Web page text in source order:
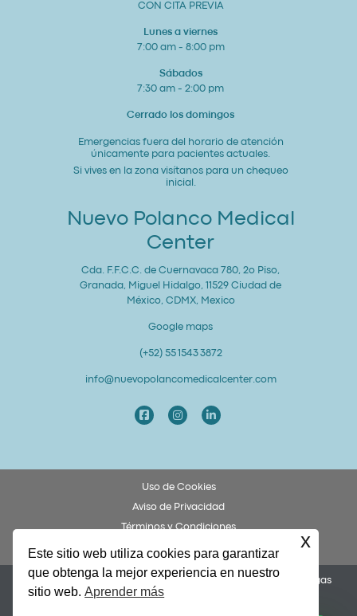
CON CITA PREVIA
Lunes a viernes
7:00 am - 8:00 pm
Sábados
7:30 am - 2:00 pm
Cerrado los domingos
Emergencias fuera del horario de atención
únicamente para pacientes actuales.
Si vives en la zona visítanos para un chequeo
inicial.
Nuevo Polanco Medical
Center
Cda. F.F.C.C. de Cuernavaca 780, 2o Piso,
Granada, Miguel Hidalgo, 11529 Ciudad de
México, CDMX, Mexico
Google maps
(+52) 55 1543 3872
info@nuevopolancomedicalcenter.com
Uso de Cookies
Aviso de Privacidad
Términos y Condiciones
Derechos y Obligaciones del Paciente
Permiso COFEPRIS 253300201A0049. Dr. Federico Ulises Villegas
García, Cédula 8873972.
Este sitio web utiliza cookies para garantizar
que obtenga la mejor experiencia en nuestro
sitio web.Aprender más
x